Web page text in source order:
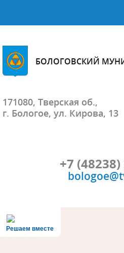
БОЛОГОВСКИЙ
171080, Тверская об.,
г. Бологое, ул. Кирова, 13
+7 (48238)
Решаем вместе